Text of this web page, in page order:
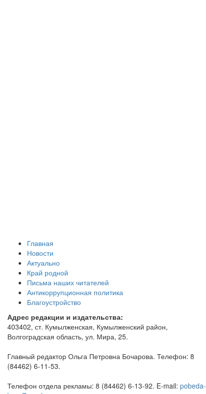
Главная
Новости
Актуально
Край родной
Письма наших читателей
Антикоррупционная политика
Благоустройство
Адрес редакции и издательства:
403402, ст. Кумылженская, Кумылженский район,
Волгоградская область, ул. Мира, 25.
Главный редактор Ольга Петровна Бочарова. Телефон: 8
(84462) 6-11-53.
Телефон отдела рекламы: 8 (84462) 6-13-92. E-mail: pobeda-